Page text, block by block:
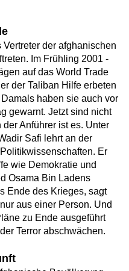
der afghanischen
Im Frühling 2001 -
auf das World Trade
der Taliban Hilfe erbeten
haben sie auch vor
gewarnt. Jetzt sind nicht
Anführer ist es. Unter
Safi lehrt an der
Er
wie Demokratie und
Osama Bin Ladens
Ende des Krieges, sagt
aus einer Person. Und
zu Ende ausgeführt
Terror abschwächen.